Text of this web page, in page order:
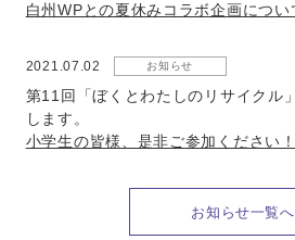
白州WPとの夏休みコラボ企画につい
2021.07.02 お知らせ
第11回「ぼくとわたしのリサイクル
します。
小学生の皆様、是非ご参加ください！
お知らせ一覧へ